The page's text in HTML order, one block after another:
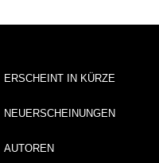
ERSCHEINT IN KÜRZE
NEUERSCHEINUNGEN
AUTOREN